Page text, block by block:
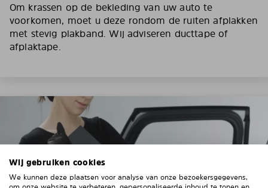
Om krassen op de bekleding van uw auto te
voorkomen, moet u deze rondom de ruiten afplakken
met stevig plakband. Wij adviseren ducttape of
afplaktape.
Wij gebruiken cookies
We kunnen deze plaatsen voor analyse van onze bezoekersgegevens,